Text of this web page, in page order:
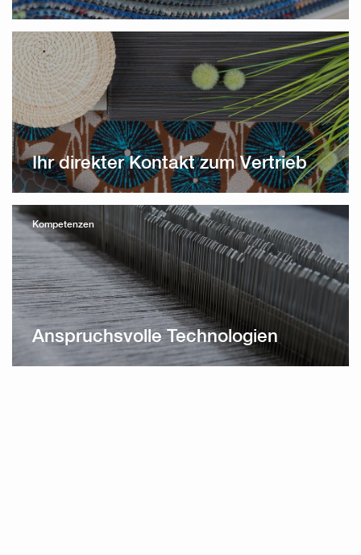
Ihr direkter Kontakt zum Vertrieb
Kompetenzen
Anspruchsvolle Technologien